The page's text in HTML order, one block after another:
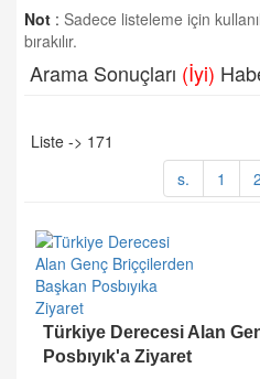
Not : Sadece listeleme için
bırakılır.
Arama Sonuçları (İyi)
Liste -> 171
s.
1 2
Türkiye Derecesi Alan
Posbıyık'a Ziyaret